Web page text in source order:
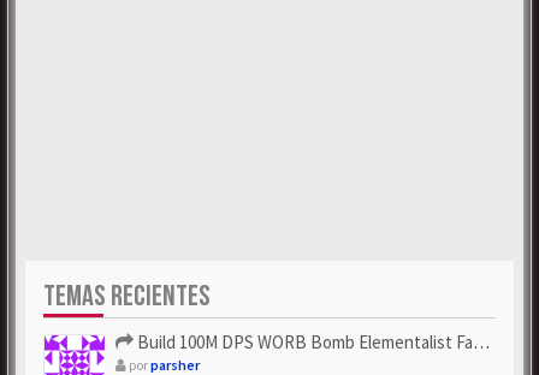
TEMAS RECIENTES
Build 100M DPS WORB Bomb Elementalist Fast - Grab POE Curren...
porparsher